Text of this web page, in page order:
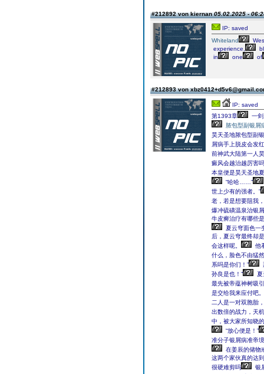
#212892 von kiernan05.02.2025 -
IP: saved
Whiteland
experience,
in
one of
#212893 von
IP: saved
第1393章
一
脓包型副银屑
昊天圣地脓包型副银
屑病手上脱皮会发
前神武大陆第一人
癜风会越治越厉害
本皇便是昊天圣地
“哈哈……”
世上少有的强者。”
老，若是想要阻我
爆冲硫磺温泉治银
牛皮癣治疗有哪些
夏云穹面色一
后，夏云穹最终却
会这样呢。
他
什么，脸色不由猛
系吗是你们！”
孙良是也！”
夏
最先被帝蕴神树吸
是交给我来应付吧。
二人是一对双胞胎
出数倍的战力，天
中，被大家所知晓
“放心便是！”
准分子银屑病准帝
在姜辰的储物
这两个家伙真的达
很硬难剪吗
银